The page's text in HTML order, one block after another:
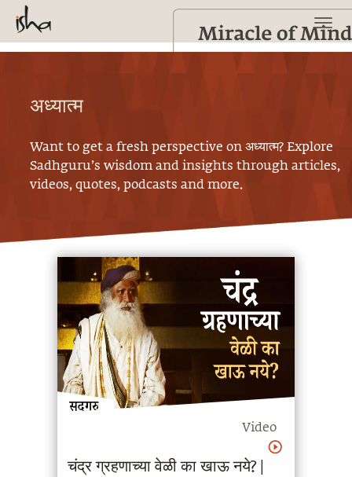
अध्यात्म
Want to get a fresh perspective onअध्यात्म? Explore
Sadhguru’s wisdom and insights through articles,
videos, quotes, podcasts and more.
Video
चंद्र ग्रहणाच्या वेळी का खाऊ नये? |